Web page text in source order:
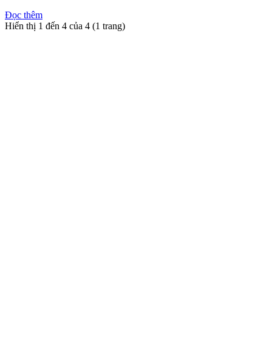
Đọc thêm
Hiển thị 1 đến 4 của 4 (1 trang)